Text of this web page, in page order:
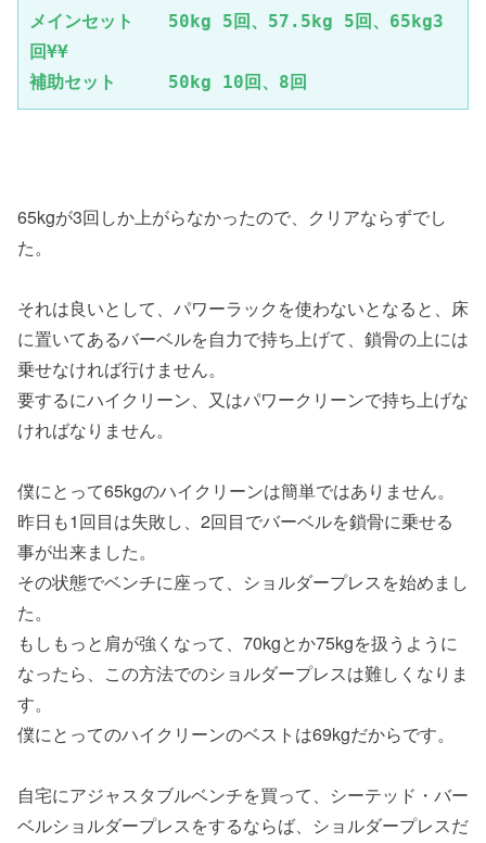
メインセット　　50kg 5回、57.5kg 5回、65kg3
回¥¥
補助セット　　　50kg 10回、8回
65kgが3回しか上がらなかったので、クリアならずでし
た。
それは良いとして、パワーラックを使わないとなると、床
に置いてあるバーベルを自力で持ち上げて、鎖骨の上には
乗せなければ行けません。
要するにハイクリーン、又はパワークリーンで持ち上げな
ければなりません。
僕にとって65kgのハイクリーンは簡単ではありません。
昨日も1回目は失敗し、2回目でバーベルを鎖骨に乗せる
事が出来ました。
その状態でベンチに座って、ショルダープレスを始めまし
た。
もしもっと肩が強くなって、70kgとか75kgを扱うように
なったら、この方法でのショルダープレスは難しくなりま
す。
僕にとってのハイクリーンのベストは69kgだからです。
自宅にアジャスタブルベンチを買って、シーテッド・バー
ベルショルダープレスをするならば、ショルダープレスだ